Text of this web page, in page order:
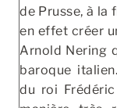
de Prusse, à la
en effet créer
Arnold Nering
baroque
du roi